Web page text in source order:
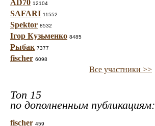
AD70 12104
SAFARI 11552
Spektor 8532
Ігор Кузьменко 8485
Рыбак 7377
fischer 6098
Все участники >>
Топ 15
по дополненным публикациям:
fischer 459